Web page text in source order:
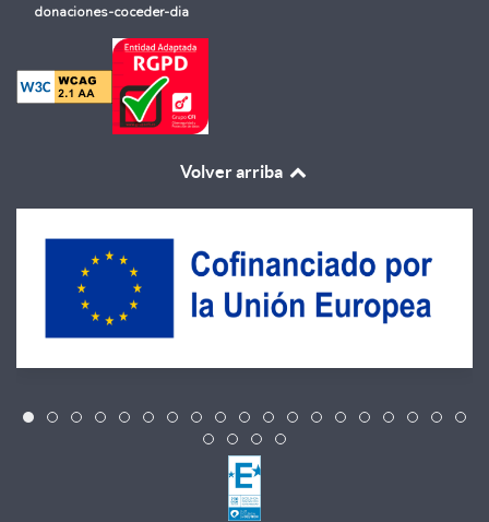
donaciones-coceder-dia
Volver arriba